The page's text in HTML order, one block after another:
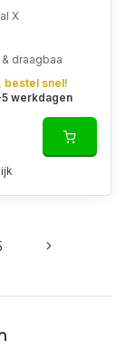
X
draagbaa
bestel snel!
werkdagen